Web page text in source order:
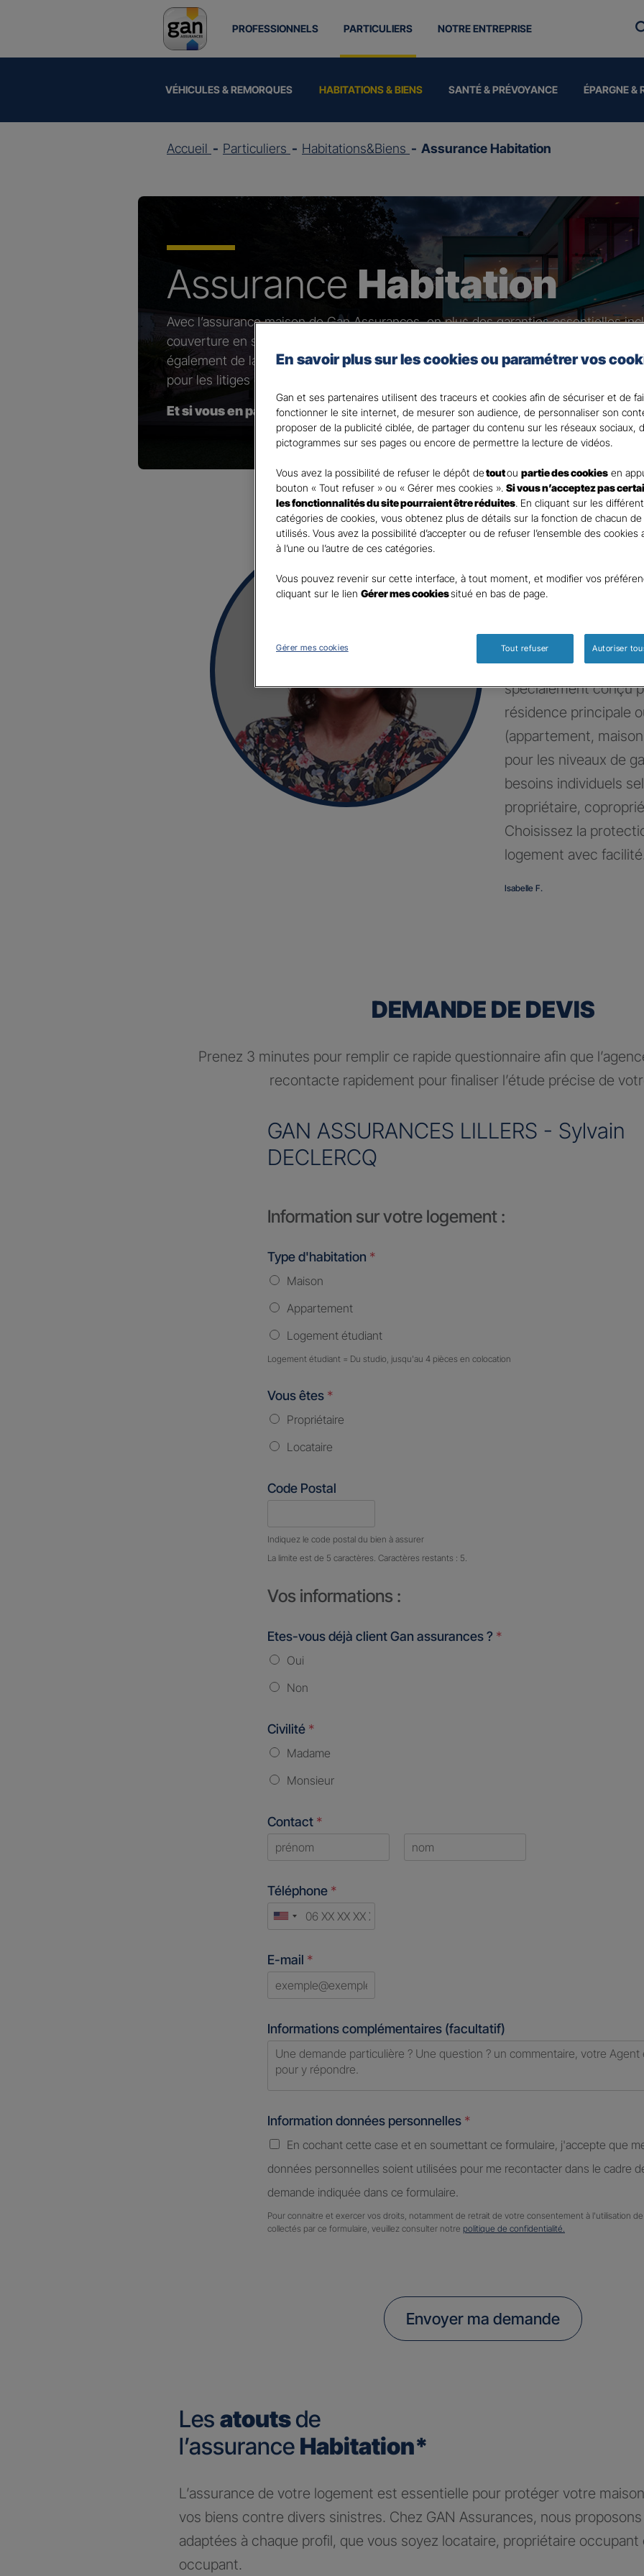
PROFESSIONNELS PARTICULIERS
VÉHICULES & REMORQUES HABITATIONS & BIENS SANTÉ & PRÉVOYANCE ÉPARGNE &
NOTRE ENTREPRISE
Accueil Particuliers Habitations&Biens Assurance Habitation
Assurance Habitation
Avec l’assurance maison de Gan Assurances, en plus des garanties essentielles
couverture en sélectionnant les garanties adaptées à votre domicile et à vos
également de la possibilité d’inclure l’assurance scolaire pour vos enfants et
pour les litiges contractuels. Choisissez la tranquillité d’esprit avec notre
Et si vous en parliez avec votre Agent général ?
Parole
d’expert !
Bénéficiez d’un
spécialement conçu
résidence principale
(appartement,
pour les niveaux de
besoins individuels
propriétaire,
Choisissez la
logement avec
Isabelle F.
DEMANDE DE DEVIS
Prenez 3 minutes pour remplir ce rapide questionnaire afin que
recontacte rapidement pour finaliser l’étude précise de
GAN ASSURANCES LILLERS - Sylvain
DECLERCQ
Information sur votre logement :
Type d'habitation *
Maison
Appartement
Logement étudiant
Logement étudiant = Du studio, jusqu'au 4 pièces en colocation
Vous êtes *
Propriétaire
Locataire
Code Postal
Nombre de caractères restants :
Indiquez le code postal du bien à assurer
La limite est de 5 caractères. Caractères restants : 5.
Vos informations :
Etes-vous déjà client Gan assurances ? *
Oui
Non
Civilité *
Madame
Monsieur
Contact *
Téléphone *
United
E-mail *
Informations complémentaires (facultatif)
Information données personnelles *
En cochant cette case et en soumettant ce formulaire, j'accepte que
données personnelles soient utilisées pour me recontacter dans le cadre
demande indiquée dans ce formulaire.
Pour connaitre et exercer vos droits, notamment de retrait de votre consentement à l'utilisation
collectés par ce formulaire, veuillez consulter notre politique de confidentialité.
Envoyer ma demande
Les atoutsde
l’assurance Habitation*
​L’assurance de votre logement est essentielle pour protéger votre
vos biens contre divers sinistres. Chez GAN Assurances, nous
adaptées à chaque profil, que vous soyez locataire, propriétaire
occupant.
En savoir plus sur les cookies ou paramétrer vos
Gan et ses partenaires utilisent des traceurs et cookies afin de sécuriser et de
fonctionner le site internet, de mesurer son audience, de personnaliser son
proposer de la publicité ciblée, de partager du contenu sur les réseaux sociaux,
pictogrammes sur ses pages ou encore de permettre la lecture de vidéos.
Vous avez la possibilité de refuser le dépôt detoutou partie des cookies en
bouton « Tout refuser » ou « Gérer mes cookies ». Si vous n’acceptez pas
les fonctionnalités du site pourraient être réduites. En cliquant sur les
catégories de cookies, vous obtenez plus de détails sur la fonction de chacun
utilisés. Vous avez la possibilité d’accepter ou de refuser l’ensemble des cookies
à l’une ou l’autre de ces catégories.
Vous pouvez revenir sur cette interface, à tout moment, et modifier vos
cliquant sur le lien Gérer mes cookiessitué en bas de page.
Gérer mes cookies Tout refuser Autoriser